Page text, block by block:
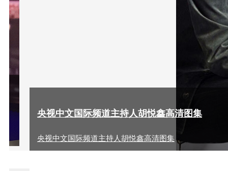
央视中文国际频道主持人胡悦鑫高清图集
央视中文国际频道主持人胡悦鑫高清图集